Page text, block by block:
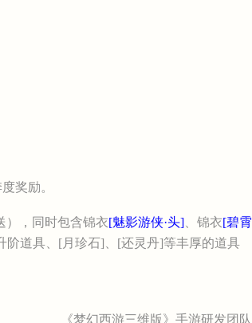
奖励。
），同时包含锦衣[魅影游侠·头]、锦衣[碧霄
道具、[月珍石]、[还灵丹]等丰厚的道具
《梦幻西游三维版》手游研发团队